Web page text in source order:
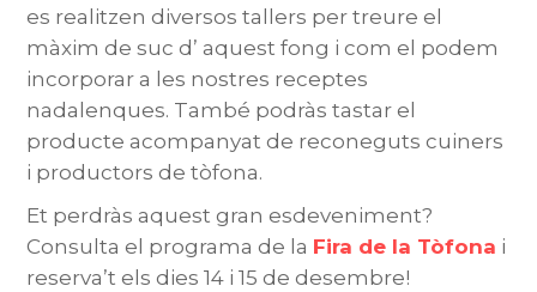
es realitzen diversos tallers per treure el
màxim de suc d’ aquest fong i com el podem
incorporar a les nostres receptes
nadalenques. També podràs tastar el
producte acompanyat de reconeguts cuiners
i productors de tòfona.
Et perdràs aquest gran esdeveniment?
Consulta el programa de la Fira de la Tòfona i
reserva’t els dies 14 i 15 de desembre!